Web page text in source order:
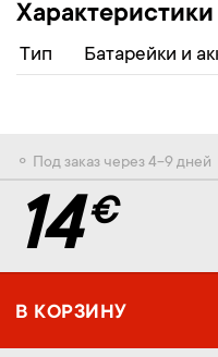
Характеристики
Тип Батарейки и
⚬ Под заказ через 4-9 дней
14€
В КОРЗИНУ